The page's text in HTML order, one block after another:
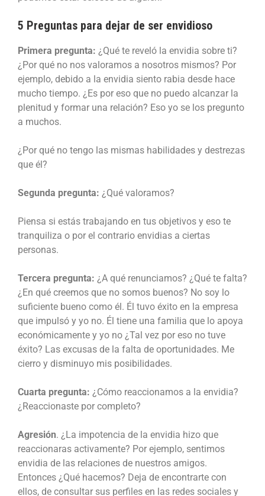
5 Preguntas para dejar de ser envidioso
Primera pregunta: ¿Qué te reveló la envidia sobre ti?
¿Por qué no nos valoramos a nosotros mismos? Por
ejemplo, debido a la envidia siento rabia desde hace
mucho tiempo. ¿Es por eso que no puedo alcanzar la
plenitud y formar una relación? Eso yo se los pregunto
a muchos.
¿Por qué no tengo las mismas habilidades y destrezas
que él?
Segunda pregunta: ¿Qué valoramos?
Piensa si estás trabajando en tus objetivos y eso te
tranquiliza o por el contrario envidias a ciertas
personas.
Tercera pregunta: ¿A qué renunciamos? ¿Qué te falta?
¿En qué creemos que no somos buenos? No soy lo
suficiente bueno como él. Él tuvo éxito en la empresa
que impulsó y yo no. Él tiene una familia que lo apoya
económicamente y yo no ¿Tal vez por eso no tuve
éxito? Las excusas de la falta de oportunidades. Me
cierro y disminuyo mis posibilidades.
Cuarta pregunta: ¿Cómo reaccionamos a la envidia?
¿Reaccionaste por completo?
Agresión. ¿La impotencia de la envidia hizo que
reaccionaras activamente? Por ejemplo, sentimos
envidia de las relaciones de nuestros amigos.
Entonces ¿Qué hacemos? Deja de encontrarte con
ellos, de consultar sus perfiles en las redes sociales y